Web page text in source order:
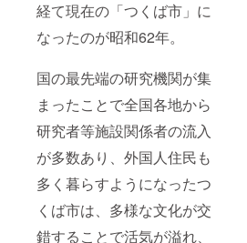
経て現在の「つくば市」に
なったのが昭和62年。
国の最先端の研究機関が集
まったことで全国各地から
研究者等施設関係者の流入
が多数あり、外国人住民も
多く暮らすようになったつ
くば市は、多様な文化が交
錯することで活気が溢れ、